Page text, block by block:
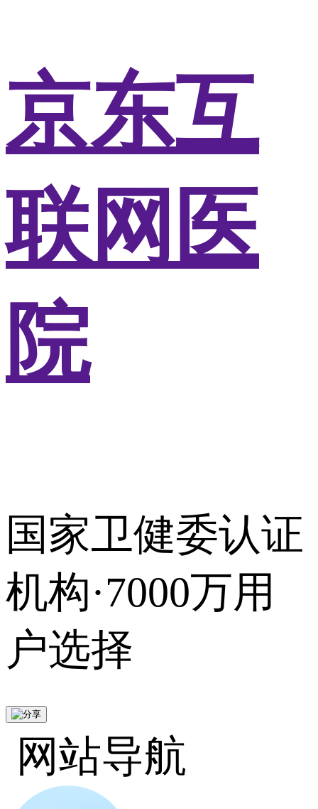
京东互
联网医
院
国家卫健委认证
机构·7000万用
户选择
网站导航